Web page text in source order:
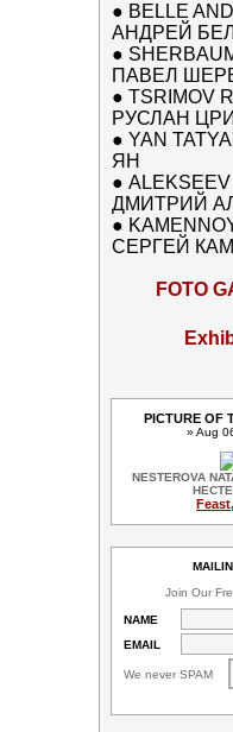
● BELLE
АНДРЕЙ
●
ПАВЕЛ
● TSRIMOV
РУСЛАН
● YAN
ЯН
●
ДМИТРИЙ
●
СЕРГЕЙ
FOTO
PICTURE OF
» Aug
NESTEROVA
Join Our
NAME
EMAIL
We never SPAM